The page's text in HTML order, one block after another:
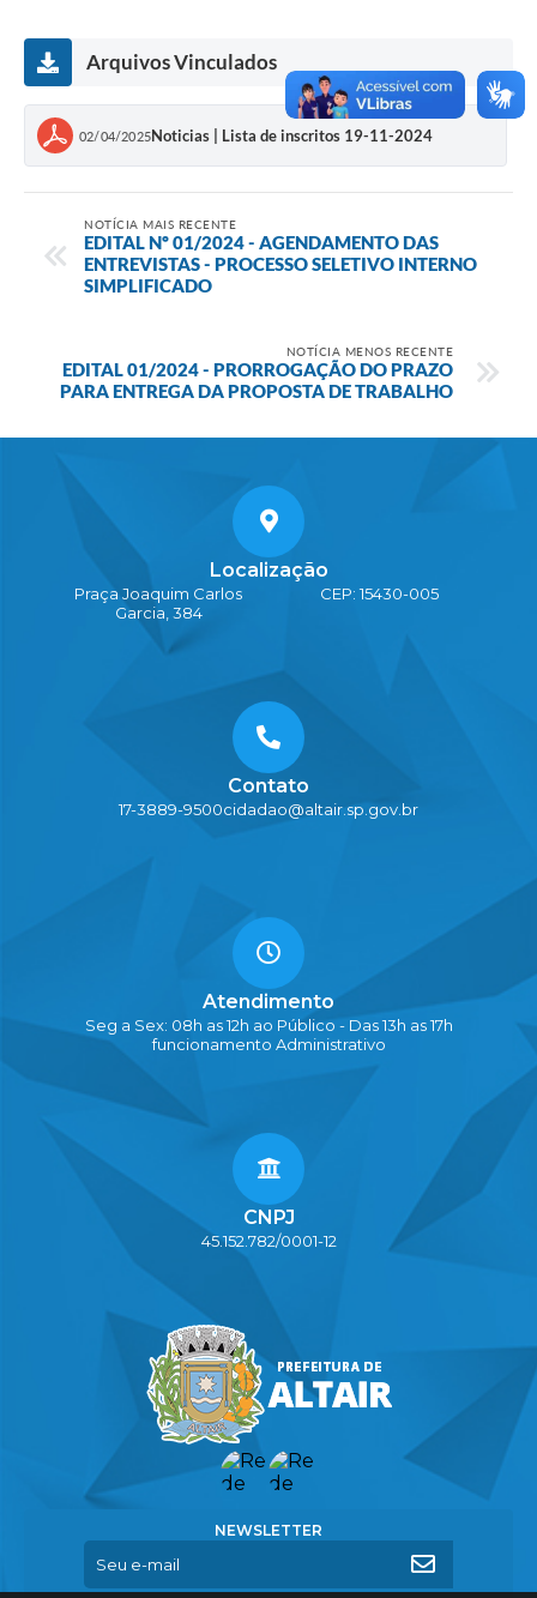
Arquivos Vinculados
02/04/2025Noticias | Lista de inscritos 19-11-2024
NOTÍCIA MAIS RECENTE
EDITAL Nº 01/2024 - AGENDAMENTO DAS
ENTREVISTAS - PROCESSO SELETIVO INTERNO
SIMPLIFICADO
NOTÍCIA MENOS RECENTE
EDITAL 01/2024 - PRORROGAÇÃO DO PRAZO
PARA ENTREGA DA PROPOSTA DE TRABALHO
Localização
Praça Joaquim Carlos
Garcia, 384
CEP: 15430-005
Contato
17-3889-9500cidadao@altair.sp.gov.br
Atendimento
Seg a Sex: 08h as 12h ao Público - Das 13h as 17h
funcionamento Administrativo
CNPJ
45.152.782/0001-12
NEWSLETTER